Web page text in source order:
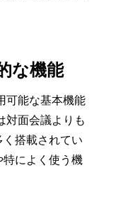
な機能
可能な基本機能
対面会議よりも
搭載されてい
特によく使う機